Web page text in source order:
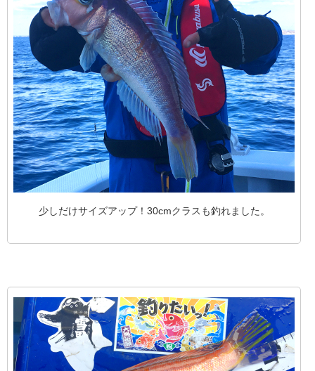
少しだけサイズアップ！30cmクラスも釣れました。